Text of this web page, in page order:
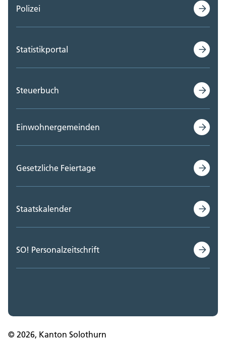
Polizei
Statistikportal
Steuerbuch
Einwohnergemeinden
Gesetzliche Feiertage
Staatskalender
SO! Personalzeitschrift
© 2026, Kanton Solothurn